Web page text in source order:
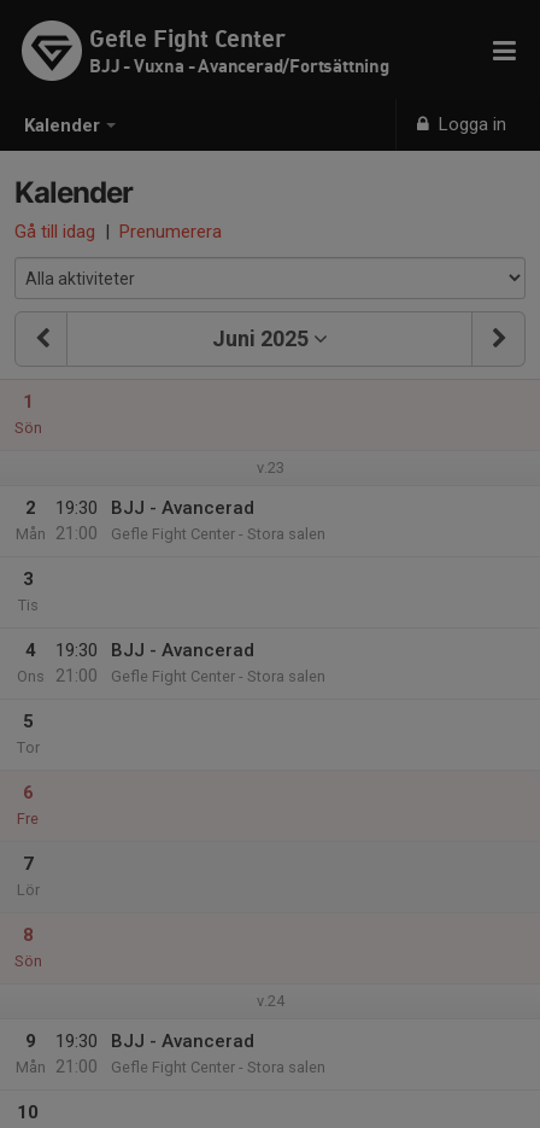
Kalender Logga in
Gefle Fight Center
BJJ - Vuxna - Avancerad/Fortsättning
Kalender
Gå till idag | Prenumerera
Juni 2025
1
Sön
v.23
2
Mån
19:30
21:00
BJJ - Avancerad
Gefle Fight Center - Stora salen
3
Tis
4
Ons
19:30
21:00
BJJ - Avancerad
Gefle Fight Center - Stora salen
5
Tor
6
Fre
7
Lör
8
Sön
v.24
9
Mån
19:30
21:00
BJJ - Avancerad
Gefle Fight Center - Stora salen
10